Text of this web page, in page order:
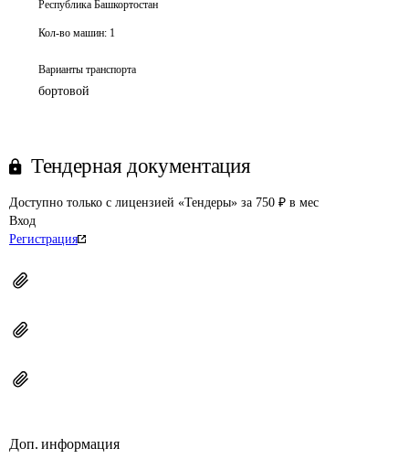
Республика Башкортостан
Кол-во машин: 1
Варианты транспорта
бортовой
Тендерная документация
Доступно только с лицензией «Тендеры» за 750 ₽ в мес
Вход
Регистрация
Доп. информация